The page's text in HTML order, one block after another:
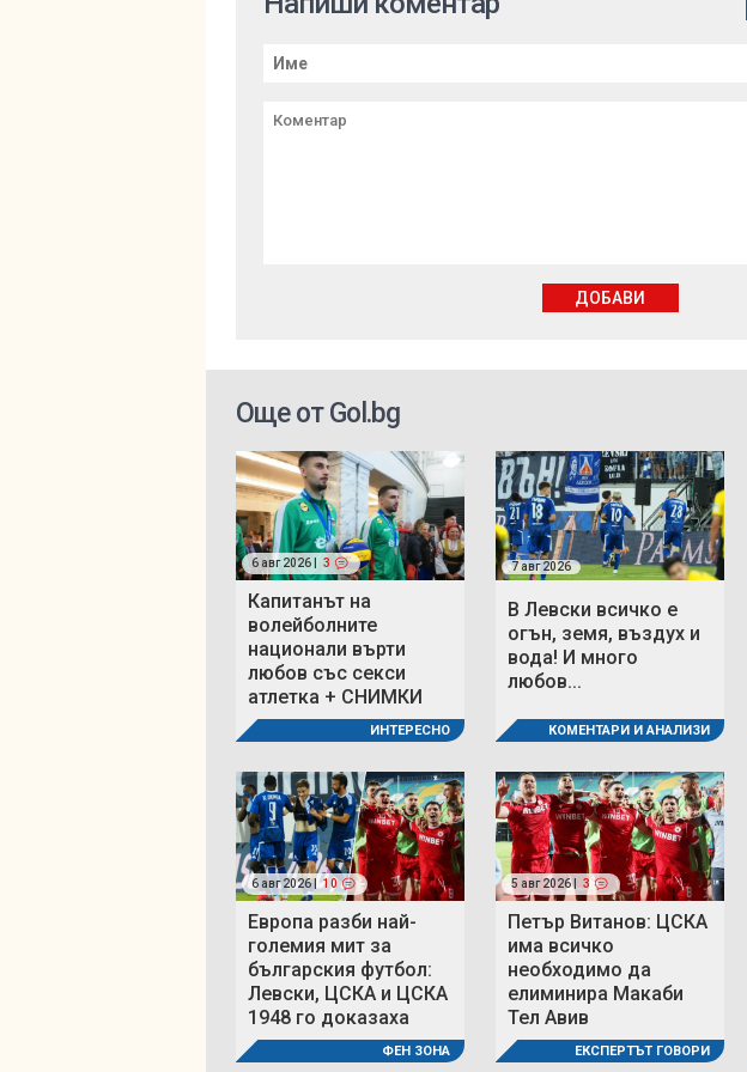
ДОБАВИ
Още от Gol.bg
6 авг 2026 | 3
Капитанът на
волейболните
национали върти
любов със секси
атлетка + СНИМКИ
ИНТЕРЕСНО
7 авг 2026
В Левски всичко е
огън, земя, въздух и
вода! И много
любов...
КОМЕНТАРИ И АНАЛИЗИ
6 авг 2026 | 10
Европа разби най-
големия мит за
българския футбол:
Левски, ЦСКА и ЦСКА
1948 го доказаха
ФЕН ЗОНА
5 авг 2026 | 3
Петър Витанов: ЦСКА
има всичко
необходимо да
елиминира Макаби
Тел Авив
ЕКСПЕРТЪТ ГОВОРИ